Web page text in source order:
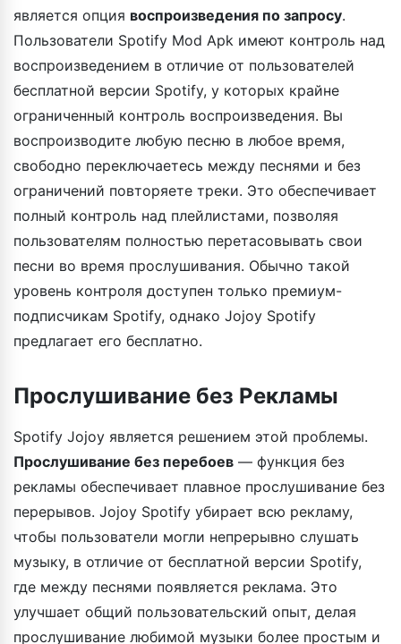
является опция воспроизведения по запросу.
Пользователи Spotify Mod Apk имеют контроль над
воспроизведением в отличие от пользователей
бесплатной версии Spotify, у которых крайне
ограниченный контроль воспроизведения. Вы
воспроизводите любую песню в любое время,
свободно переключаетесь между песнями и без
ограничений повторяете треки. Это обеспечивает
полный контроль над плейлистами, позволяя
пользователям полностью перетасовывать свои
песни во время прослушивания. Обычно такой
уровень контроля доступен только премиум-
подписчикам Spotify, однако Jojoy Spotify
предлагает его бесплатно.
Прослушивание без Рекламы
Spotify Jojoy является решением этой проблемы.
Прослушивание без перебоев — функция без
рекламы обеспечивает плавное прослушивание без
перерывов. Jojoy Spotify убирает всю рекламу,
чтобы пользователи могли непрерывно слушать
музыку, в отличие от бесплатной версии Spotify,
где между песнями появляется реклама. Это
улучшает общий пользовательский опыт, делая
прослушивание любимой музыки более простым и